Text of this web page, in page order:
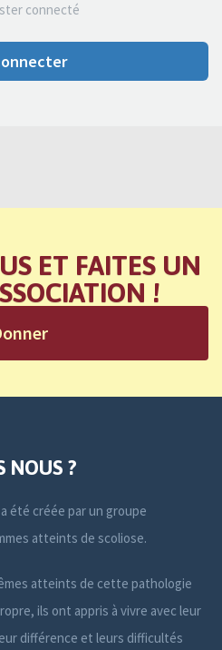
connecté
ET FAITES UN
!
NOUS ?
été créée par un groupe
atteints de scoliose.
atteints de cette pathologie
ils ont appris à vivre avec leur
différence et leurs difficultés